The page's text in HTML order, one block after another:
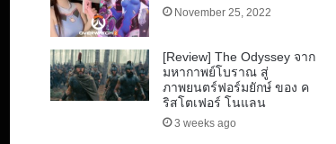
November 25, 2022
[Review] The Odyssey จาก
มหากาพย์โบราณ สู่
ภาพยนตร์ฟอร์มยักษ์ ของ ค
ริสโตเฟอร์ โนแลน
3 weeks ago